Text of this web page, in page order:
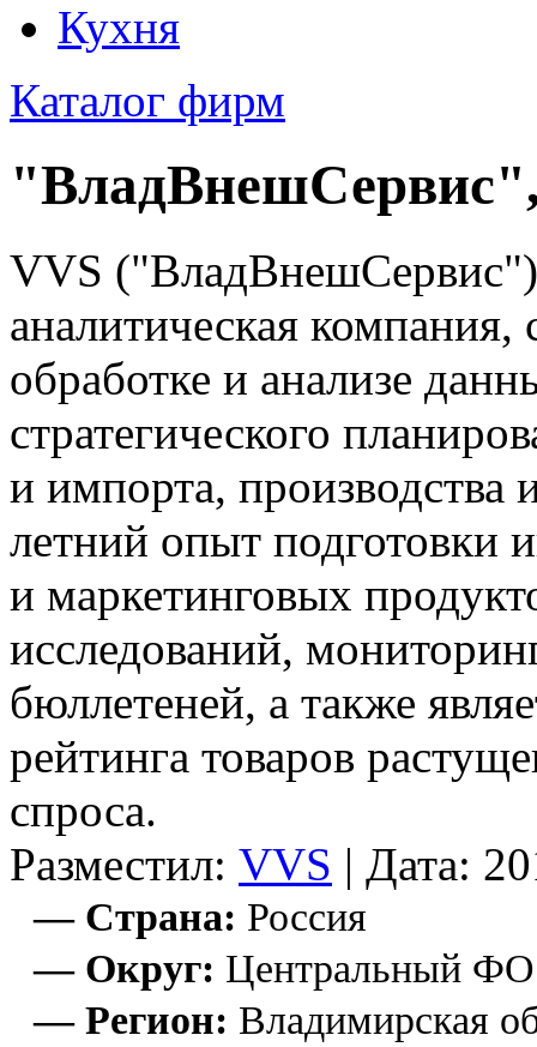
Кухня
Каталог фирм
VVS
аналитическая
обработке и анализе
стратегического
и импорта,
летний опыт подготовки
и маркетинговых
исследований,
бюллетеней, а также
рейтинга товаров
спроса.
Разместил: VVS | Дата:
— Страна: Россия
— Округ: Центральный ФО
— Регион: Владимирская